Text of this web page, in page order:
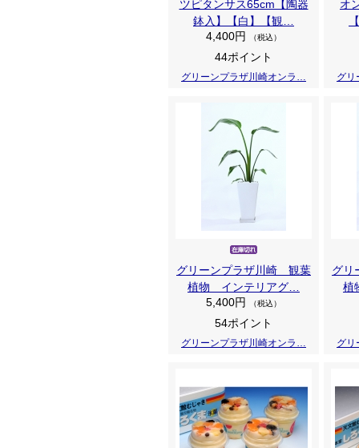
ツピタンサス65cm【陶器
鉢入】【白】【観…
4,400円
（税込）
44ポイント
グリーンプラザ川崎オンラ…
オ
グ
グリーンプラザ川崎 観葉
植物 インテリアグ…
5,400円
（税込）
54ポイント
グリーンプラザ川崎オンラ…
グリ
植
グ